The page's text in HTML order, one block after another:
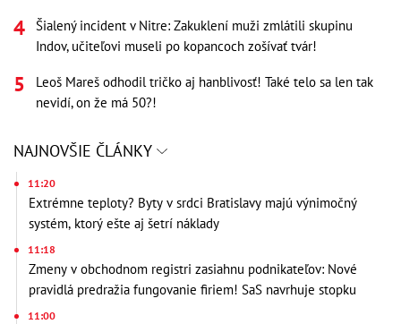
Šialený incident v Nitre: Zakuklení muži zmlátili skupinu
Indov, učiteľovi museli po kopancoch zošívať tvár!
Leoš Mareš odhodil tričko aj hanblivosť! Také telo sa len tak
nevidí, on že má 50?!
NAJNOVŠIE ČLÁNKY
11:20
Extrémne teploty? Byty v srdci Bratislavy majú výnimočný
systém, ktorý ešte aj šetrí náklady
11:18
Zmeny v obchodnom registri zasiahnu podnikateľov: Nové
pravidlá predražia fungovanie firiem! SaS navrhuje stopku
11:00